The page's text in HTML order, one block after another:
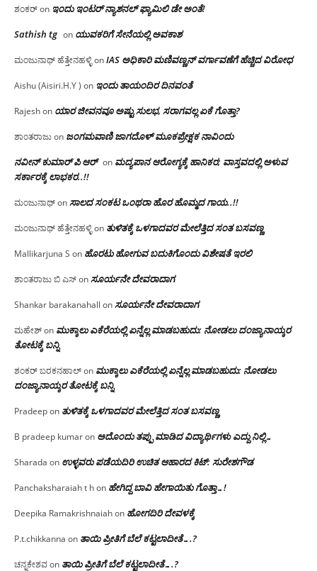
ಶಂಕರ್on ಇಂದು ಇಂಟರ್ ನ್ಯಾಶನಲ್ ಫ್ಯಾಮಿಲಿ ಡೇ ಅಂತೆ!
Sathish tg on ಯುವಕರಿಗೆ ಸೇನೆಯಲ್ಲಿ ಅವಕಾಶ
ಮಂಜುನಾಥ್ ಹೆತ್ತೇನಹಳ್ಳಿonIAS ಅಧಿಕಾರಿ ಮಣಿವಣ್ಣನ್ ವರ್ಗಾವಣೆಗೆ ಹೆಚ್ಚಿದ‌ ವಿರೋಧ
Aishu (Aisiri.H.Y ) on ಇಂದು ತಾಯಂದಿರ ದಿನವಂತೆ
Rajeshon ಯಾರ ಜೀವನವೂ ಅಷ್ಟು ಸುಲಭ, ಸರಾಗವಲ್ಲ ಏಕೆ ಗೊತ್ತಾ?
ಶಾಂತರಾಜುon ಜಂಗಮವಾಣಿ ಜಾಗದೊಳ್ ಮೂಕಪ್ರೇಕ್ಷಕ ನಾವಿಂದು
ನವೀನ್ ಕುಮಾರ್ ಪಿ ಆರ್ on ಮದ್ಯಪಾನ ಆರೋಗ್ಯಕ್ಕೆ ಹಾನಿಕರ; ವಾಸ್ತವದಲ್ಲಿ ಅಳುವ
ಸರ್ಕಾರಕ್ಕೆ ಲಾಭಕರ..!!
ಮಂಜುನಾಥ್onಸಾಲದ ಸಂಕಟ ಒಂಥರಾ ಹೊರ ಹೊಮ್ಮದ ಗಾಯ..!!
ಮಂಜುನಾಥ್ ಹೆತ್ತೇನಹಳ್ಳಿon ತುಳಿತಕ್ಕೆ ಒಳಗಾದವರ ಮೇಲೆತ್ತಿದ ಸಂತ ಬಸವಣ್ಣ
Mallikarjuna S on ಹೊರಟು ಹೋಗುವ ಬದುಕಿಗೊಂದು ವಿಶೇಷತೆ ಇರಲಿ
ಶಾಂತರಾಜು ಬಿ ಎಸ್onಸೂರ್ಯನೇ ದೇವರಾದಾಗ
Shankar barakanahall onಸೂರ್ಯನೇ ದೇವರಾದಾಗ
ಮಹೇಶ್on ಮುಕ್ಕಾಲು ಎಕೆರೆಯಲ್ಲಿ ಏನ್ನೆಲ್ಲ‌ ಮಾಡಬಹುದು: ನೋಡಲು ದಂಜ್ಯಾನಾಯ್ಕರ
ತೋಟಕ್ಕೆ ಬನ್ನಿ
ಶಂಕರ್ ಬರಕನಹಾಲ್on ಮುಕ್ಕಾಲು ಎಕೆರೆಯಲ್ಲಿ ಏನ್ನೆಲ್ಲ‌ ಮಾಡಬಹುದು: ನೋಡಲು
ದಂಜ್ಯಾನಾಯ್ಕರ ತೋಟಕ್ಕೆ ಬನ್ನಿ
Pradeepon ತುಳಿತಕ್ಕೆ ಒಳಗಾದವರ ಮೇಲೆತ್ತಿದ ಸಂತ ಬಸವಣ್ಣ
B pradeep kumaron ಅದೊಂದು ತಪ್ಪು ಮಾಡಿದ ವಿದ್ಯಾರ್ಥಿಗಳು ಎದ್ದು ನಿಲ್ಲಿ…
Sharada on ಉಳ್ಳವರು ಪಡೆಯದಿರಿ ಉಚಿತ ಆಹಾರದ ಕಿಟ್: ಸುರೇಶಗೌಡ
Panchaksharaiah t hon ಹೇಗಿದ್ದ ಬಾವಿ ಹೇಗಾಯಿತು ಗೊತ್ತಾ…!
Deepika Ramakrishnaiahon ಹೋಗದಿರಿ ದೇವಳಕ್ಕೆ
P.t.chikkanna on ತಾಯಿ ಪ್ರೀತಿಗೆ ಬೆಲೆ ಕಟ್ಟಲಾದೀತೆ….?
ಚನ್ನಕೇಶವon ತಾಯಿ ಪ್ರೀತಿಗೆ ಬೆಲೆ ಕಟ್ಟಲಾದೀತೆ….?